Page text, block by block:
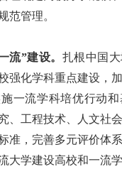
范管理。
流”建设。 扎根中国
强化学科重点建设，
一流学科培优行动
、工程技术、人文社
准，完善多元评价体
大学建设高校和一流